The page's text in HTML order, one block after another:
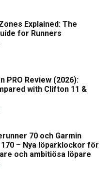
Explained: The
for Runners
PRO Review (2026):
with Clifton 11 &
70 och Garmin
– Nya löparklockor för
och ambitiösa löpare